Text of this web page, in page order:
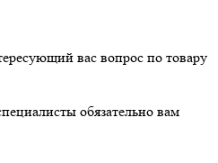
вас вопрос по товару
обязательно вам